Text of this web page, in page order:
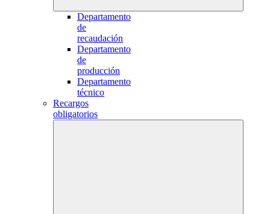
Departamento
de
recaudación
Departamento
de
producción
Departamento
técnico
Recargos
obligatorios